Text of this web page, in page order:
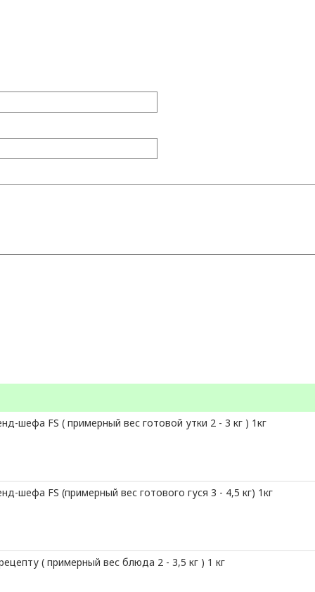
шефа FS ( примерный вес готовой утки 2 - 3 кг ) 1кг
шефа FS (примерный вес готового гуся 3 - 4,5 кг) 1кг
( примерный вес блюда 2 - 3,5 кг ) 1 кг